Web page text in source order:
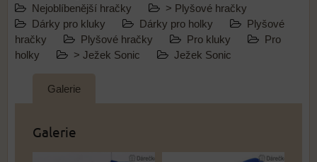
Nejoblíbenější hračky
> Plyšové hračky
Dárky pro kluky
Dárky pro holky
Plyšové
hračky
Plyšové hračky Pro kluky
Pro
holky
> Ježek Sonic Ježek Sonic
Galerie
Galerie